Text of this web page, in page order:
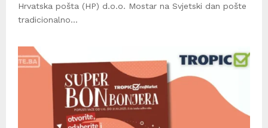
Hrvatska pošta (HP) d.o.o. Mostar na Svjetski dan pošte
tradicionalno...